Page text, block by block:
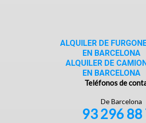
ALQUILER DE
EN BARCELONA
ALQUILER DE
EN BARCELONA
Teléfonos de
De Barcelona
93 296 88